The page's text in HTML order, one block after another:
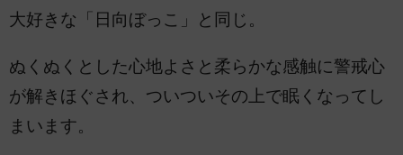
大好きな「日向ぼっこ」と同じ。
ぬくぬくとした心地よさと柔らかな感触に警戒心
が解きほぐされ、ついついその上で眠くなってし
まいます。